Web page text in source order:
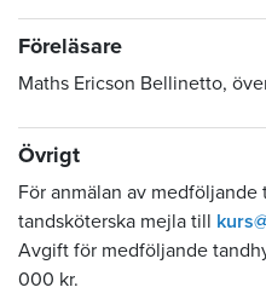
Föreläsare
Maths Ericson Bellinetto,
Övrigt
För anmälan av
tandsköterska mejla till
Avgift för medföljande
000 kr.